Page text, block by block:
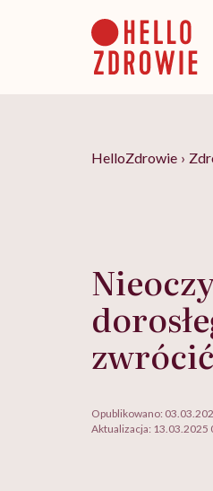
HelloZdrowie ›
Opublikowano:
Aktualizacja: 13.03.2025